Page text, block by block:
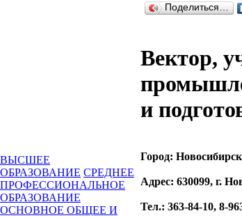
ВЫСШЕЕ
ОБРАЗОВАНИЕ СРЕДНЕЕ
ПРОФЕССИОНАЛЬНОЕ
ОБРАЗОВАНИЕ
ОСНОВНОЕ ОБЩЕЕ И
Поделиться…
Вектор,
и
Город:
Адрес: 630099, г.
Тел.: 363-84-10, 8-